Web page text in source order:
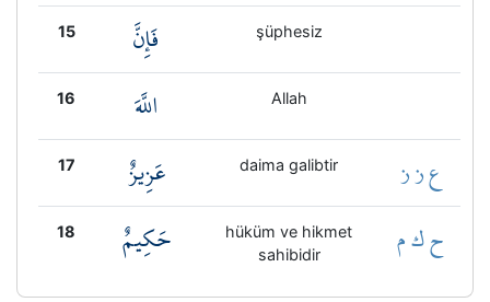
15 فَإِنَّ şüphesiz
16 اللَّهَ Allah
17 عَزِيزٌ daima galibtir ع ز ز
18 حَكِيمٌ
hüküm ve hikmet
sahibidir
ح ك م